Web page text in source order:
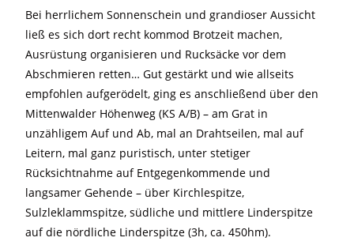
Bei herrlichem Sonnenschein und grandioser Aussicht
ließ es sich dort recht kommod Brotzeit machen,
Ausrüstung organisieren und Rucksäcke vor dem
Abschmieren retten… Gut gestärkt und wie allseits
empfohlen aufgerödelt, ging es anschließend über den
Mittenwalder Höhenweg (KS A/B) – am Grat in
unzähligem Auf und Ab, mal an Drahtseilen, mal auf
Leitern, mal ganz puristisch, unter stetiger
Rücksichtnahme auf Entgegenkommende und
langsamer Gehende – über Kirchlespitze,
Sulzleklammspitze, südliche und mittlere Linderspitze
auf die nördliche Linderspitze (3h, ca. 450hm).